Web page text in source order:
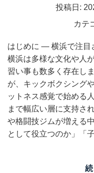
投稿日:
カテ
はじめに ― 横浜で注目
横浜は多様な文化や人
習い事も数多く存在し
が、キックボクシング
ットネス感覚で始める
まで幅広い層に支持さ
や格闘技ジムが増える
として役立つのか」「